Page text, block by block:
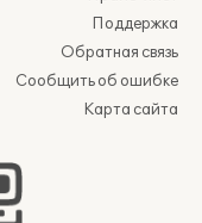
Поддержка
Обратная связь
Сообщить об ошибке
Карта сайта